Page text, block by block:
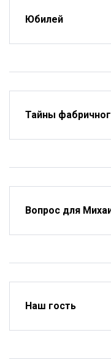
Юбилей
Тайны
Вопрос для
Наш гость